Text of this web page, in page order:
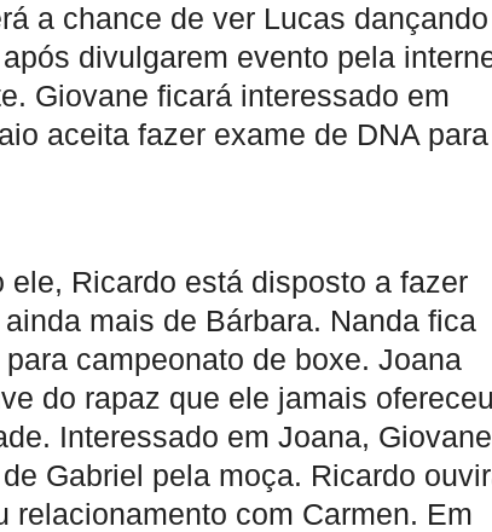
a chance de ver Lucas dançando
divulgarem evento pela
Giovane ficará interessado em
aceita fazer exame de DNA para
Ricardo está disposto a fazer
mais de Bárbara. Nanda fica
campeonato de boxe. Joana
do rapaz que ele jamais ofereceu
Interessado em Joana, Giovane
Gabriel pela moça. Ricardo
relacionamento com Carmen. Em